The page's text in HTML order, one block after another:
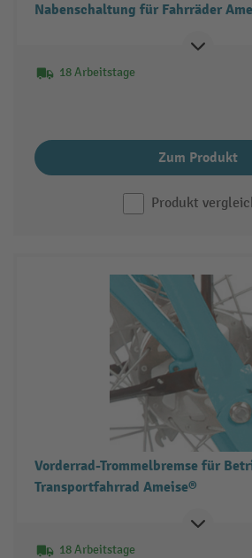
Nabenschaltung für Fahrräder
18 Arbeitstage
Zum Produkt
Produkt
Vorderrad-Trommelbremse für
Transportfahrrad Ameise®
18 Arbeitstage